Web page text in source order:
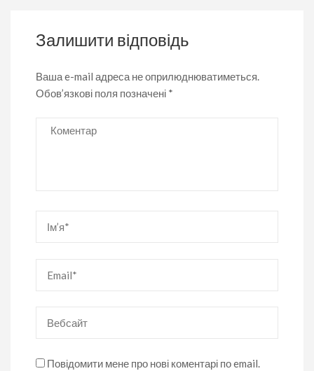
Залишити відповідь
Ваша e-mail адреса не оприлюднюватиметься.
Обов’язкові поля позначені *
Коментар
Повідомити мене про нові коментарі по email.